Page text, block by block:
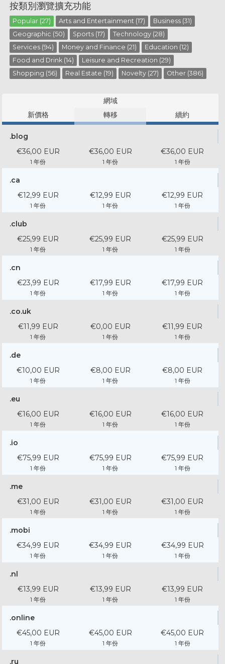
按類別瀏覽擴充功能
Popular (27) Arts and Entertainment (17)
Business (31)
Geographic (50)
Sports (17)
Technology (28)
Services (94)
Money and Finance (21)
Education (12)
Food and Drink (14)
Leisure and Recreation (29)
Shopping (56)
Real Estate (19) Novelty (27) Other (386)
網域
新價格
轉移 續約
.blog
€36,00 EUR
1 年份
€36,00 EUR
1 年份
€36,00 EUR
1 年份
.ca
€12,99 EUR
1 年份
€12,99 EUR
1 年份
€12,99 EUR
1 年份
.club
€25,99 EUR
1 年份
€25,99 EUR
1 年份
€25,99 EUR
1 年份
.cn
€23,99 EUR
1 年份
€17,99 EUR
1 年份
€17,99 EUR
1 年份
.co.uk
€11,99 EUR
1 年份
€0,00 EUR
1 年份
€11,99 EUR
1 年份
.de
€10,00 EUR
1 年份
€8,00 EUR
1 年份
€8,00 EUR
1 年份
.eu
€16,00 EUR
1 年份
€16,00 EUR
1 年份
€16,00 EUR
1 年份
.io
€75,99 EUR
1 年份
€75,99 EUR
1 年份
€75,99 EUR
1 年份
.me
€31,00 EUR
1 年份
€31,00 EUR
1 年份
€31,00 EUR
1 年份
.mobi
€34,99 EUR
1 年份
€34,99 EUR
1 年份
€34,99 EUR
1 年份
.nl
€13,99 EUR
1 年份
€13,99 EUR
1 年份
€13,99 EUR
1 年份
.online
€45,00 EUR
1 年份
€45,00 EUR
1 年份
€45,00 EUR
1 年份
.ru